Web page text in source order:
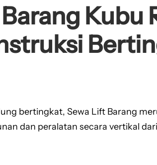
Kubu
bertingkat, Sewa Lift Barang
dan peralatan secara vertikal